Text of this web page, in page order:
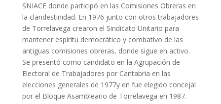
SNIACE donde participó en las Comisiones Obreras en
la clandestinidad. En 1976 junto con otros trabajadores
de Torrelavega crearon el Sindicato Unitario para
mantener espíritu democrático y combativo de las
antiguas comisiones obreras, donde sigue en activo.
Se presentó como candidato en la Agrupación de
Electoral de Trabajadores por Cantabria en las
elecciones generales de 1977y en fue elegido concejal
por el Bloque Asambleario de Torrelavega en 1987.